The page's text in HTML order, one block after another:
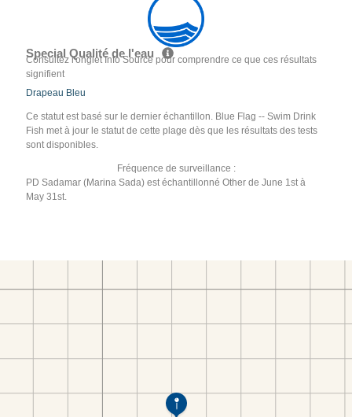
Special Qualité de l'eau
Consultez l'onglet Info Source pour comprendre ce que ces résultats
signifient
Drapeau Bleu
Ce statut est basé sur le dernier échantillon. Blue Flag -- Swim Drink
Fish met à jour le statut de cette plage dès que les résultats des tests
sont disponibles.
Fréquence de surveillance :
PD Sadamar (Marina Sada) est échantillonné Other de June 1st à
May 31st.